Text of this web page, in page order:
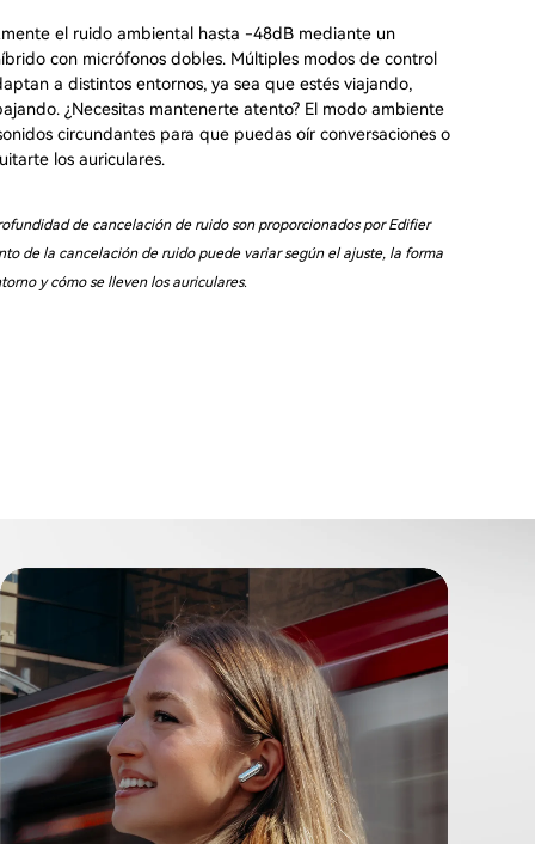
el ruido ambiental hasta -48dB mediante un
con micrófonos dobles. Múltiples modos de control
a distintos entornos, ya sea que estés viajando,
¿Necesitas mantenerte atento? El modo ambiente
circundantes para que puedas oír conversaciones o
los auriculares.
de cancelación de ruido son proporcionados por Edifier
de la cancelación de ruido puede variar según el ajuste, la forma
y cómo se lleven los auriculares.